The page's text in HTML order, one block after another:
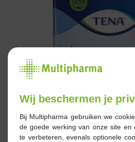
Wij beschermen je
Bij Multipharma gebruiken we
de goede werking van onze site en
te verbeteren, evenals optionele